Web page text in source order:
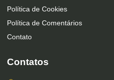
Política de Cookies
Política de Comentários
Contato
Contatos